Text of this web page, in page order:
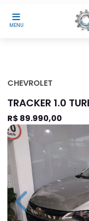
MENU
CHEVROLET
TRACKER 1.0
R$ 89.990,00
Previous